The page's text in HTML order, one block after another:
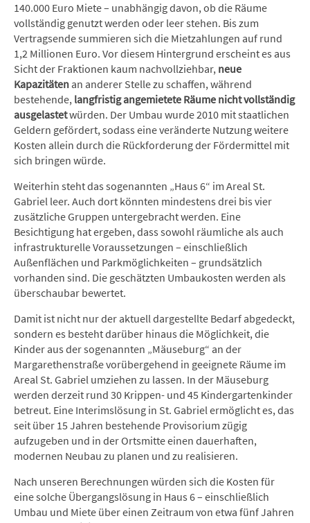
140.000 Euro Miete – unabhängig davon, ob die Räume
vollständig genutzt werden oder leer stehen. Bis zum
Vertragsende summieren sich die Mietzahlungen auf rund
1,2 Millionen Euro. Vor diesem Hintergrund erscheint es aus
Sicht der Fraktionen kaum nachvollziehbar, neue
Kapazitäten an anderer Stelle zu schaffen, während
bestehende, langfristig angemietete Räume nicht vollständig
ausgelastetwürden. Der Umbau wurde 2010 mit staatlichen
Geldern gefördert, sodass eine veränderte Nutzung weitere
Kosten allein durch die Rückforderung der Fördermittel mit
sich bringen würde.
Weiterhin steht das sogenannten „Haus 6“ im Areal St.
Gabriel leer. Auch dort könnten mindestens drei bis vier
zusätzliche Gruppen untergebracht werden. Eine
Besichtigung hat ergeben, dass sowohl räumliche als auch
infrastrukturelle Voraussetzungen – einschließlich
Außenflächen und Parkmöglichkeiten – grundsätzlich
vorhanden sind. Die geschätzten Umbaukosten werden als
überschaubar bewertet.
Damit ist nicht nur der aktuell dargestellte Bedarf abgedeckt,
sondern es besteht darüber hinaus die Möglichkeit, die
Kinder aus der sogenannten „Mäuseburg“ an der
Margarethenstraße vorübergehend in geeignete Räume im
Areal St. Gabriel umziehen zu lassen. In der Mäuseburg
werden derzeit rund 30 Krippen- und 45 Kindergartenkinder
betreut. Eine Interimslösung in St. Gabriel ermöglicht es, das
seit über 15 Jahren bestehende Provisorium zügig
aufzugeben und in der Ortsmitte einen dauerhaften,
modernen Neubau zu planen und zu realisieren.
Nach unseren Berechnungen würden sich die Kosten für
eine solche Übergangslösung in Haus 6 – einschließlich
Umbau und Miete über einen Zeitraum von etwa fünf Jahren